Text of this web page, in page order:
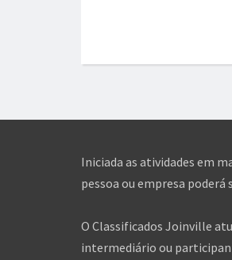
Iniciada as atividades em
pessoa ou empresa poderá
O Classificados Joinville
intermediário ou